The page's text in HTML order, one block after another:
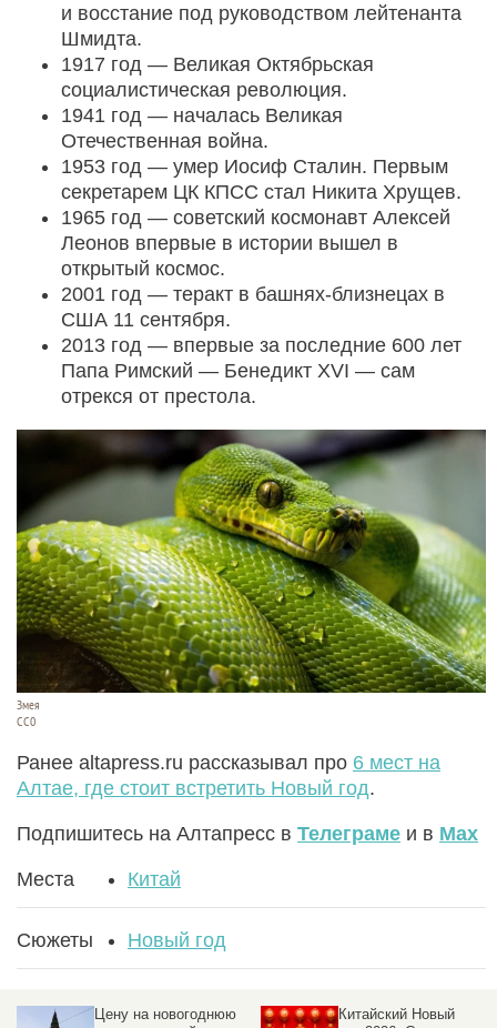
и восстание под руководством лейтенанта
Шмидта.
1917 год — Великая Октябрьская
социалистическая революция.
1941 год — началась Великая
Отечественная война.
1953 год — умер Иосиф Сталин. Первым
секретарем ЦК КПСС стал Никита Хрущев.
1965 год — советский космонавт Алексей
Леонов впервые в истории вышел в
открытый космос.
2001 год — теракт в башнях-близнецах в
США 11 сентября.
2013 год — впервые за последние 600 лет
Папа Римский — Бенедикт XVI — сам
отрекся от престола.
Змея
СС0
Ранее altapress.ru рассказывал про 6 мест на
Алтае, где стоит встретить Новый год.
Подпишитесь на Алтапресс в Телеграме и в Max
Места Китай
Сюжеты Новый год
Цену на новогоднюю
Китайский Новый